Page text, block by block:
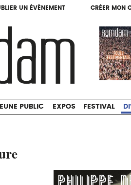
UN ÉVÈNEMENT CRÉER MON
UN ÉVÈNEMENT CRÉER MON
RUE JEUNE PUBLIC
PUBLIC EXPOS FESTIVAL